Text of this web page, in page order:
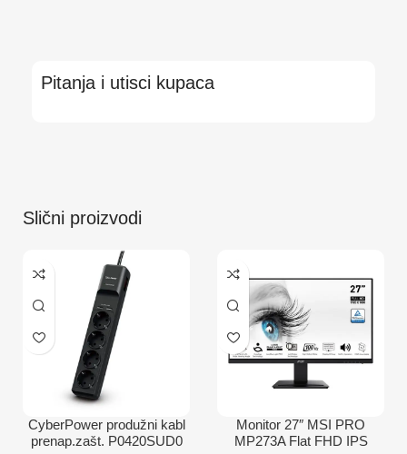
Pitanja i utisci kupaca
Slični proizvodi
CyberPower produžni kabl
prenap.zašt. P0420SUD0
Monitor 27″ MSI PRO
MP273A Flat FHD IPS